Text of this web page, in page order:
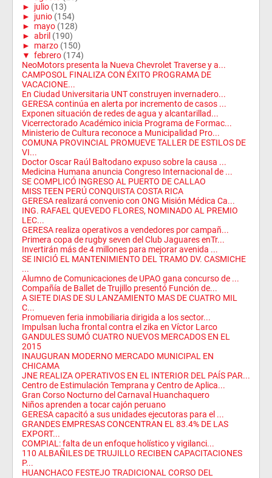
► julio (13)
► junio (154)
► mayo (128)
► abril (190)
► marzo (150)
▼ febrero (174)
NeoMotors presenta la Nueva Chevrolet Traverse y a...
CAMPOSOL FINALIZA CON ÉXITO PROGRAMA DE
VACACIONE...
En Ciudad Universitaria UNT construyen invernadero...
GERESA continúa en alerta por incremento de casos ...
Exponen situación de redes de agua y alcantarillad...
Vicerrectorado Académico inicia Programa de Formac...
Ministerio de Cultura reconoce a Municipalidad Pro...
COMUNA PROVINCIAL PROMUEVE TALLER DE ESTILOS DE
VI...
Doctor Oscar Raúl Baltodano expuso sobre la causa ...
Medicina Humana anuncia Congreso Internacional de ...
SE COMPLICÓ INGRESO AL PUERTO DE CALLAO
MISS TEEN PERÚ CONQUISTA COSTA RICA
GERESA realizará convenio con ONG Misión Médica Ca...
ING. RAFAEL QUEVEDO FLORES, NOMINADO AL PREMIO
LEC...
GERESA realiza operativos a vendedores por campañ...
Primera copa de rugby seven del Club Jaguares enTr...
Invertirán más de 4 millones para mejorar avenida ...
SE INICIÓ EL MANTENIMIENTO DEL TRAMO DV. CASMICHE
...
Alumno de Comunicaciones de UPAO gana concurso de ...
Compañía de Ballet de Trujillo presentó Función de...
A SIETE DIAS DE SU LANZAMIENTO MAS DE CUATRO MIL
C...
Promueven feria inmobiliaria dirigida a los sector...
Impulsan lucha frontal contra el zika en Víctor Larco
GANDULES SUMÓ CUATRO NUEVOS MERCADOS EN EL
2015
INAUGURAN MODERNO MERCADO MUNICIPAL EN
CHICAMA
JNE REALIZA OPERATIVOS EN EL INTERIOR DEL PAÍS PAR...
Centro de Estimulación Temprana y Centro de Aplica...
Gran Corso Nocturno del Carnaval Huanchaquero
Niños aprenden a tocar cajón peruano
GERESA capacitó a sus unidades ejecutoras para el ...
GRANDES EMPRESAS CONCENTRAN EL 83.4% DE LAS
EXPORT...
COMPIAL: falta de un enfoque holístico y vigilanci...
110 ALBAÑILES DE TRUJILLO RECIBEN CAPACITACIONES
P...
HUANCHACO FESTEJO TRADICIONAL CORSO DEL